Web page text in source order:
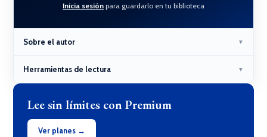
Inicia sesión para guardarlo en tu biblioteca
Sobre el autor ▼
Herramientas de lectura ▼
Lee sin límites con Premium
Ver planes →